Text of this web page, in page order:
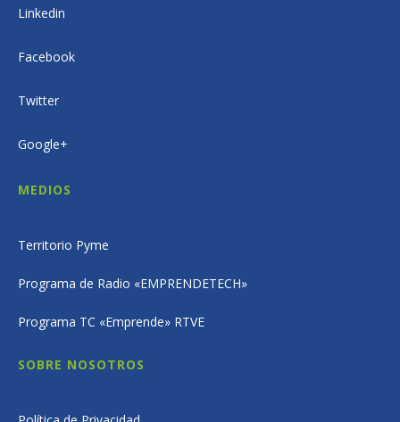
Linkedin
Facebook
Twitter
Google+
MEDIOS
Territorio Pyme
Programa de Radio «EMPRENDETECH»
Programa TC «Emprende» RTVE
SOBRE NOSOTROS